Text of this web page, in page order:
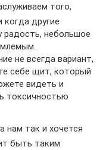
того,
другие
радость, небольшое
не всегда вариант,
себе щит, который
видеть и
токсичностью
нам так и хочется
быть таким